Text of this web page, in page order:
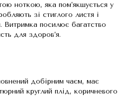
ноткою, яка пом’якшується у
зі стиглого листя і
Витримка посилює багатство
для здоров’я.
добірним чаєм, має
круглий плід, коричневого